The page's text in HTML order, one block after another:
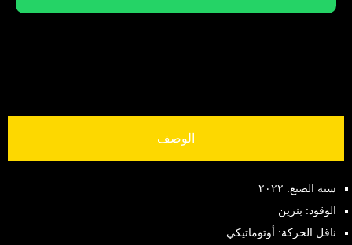
الوصف
سنة الصنع: ٢٠٢٢
الوقود: بنزين
ناقل الحركة: أوتوماتيكي